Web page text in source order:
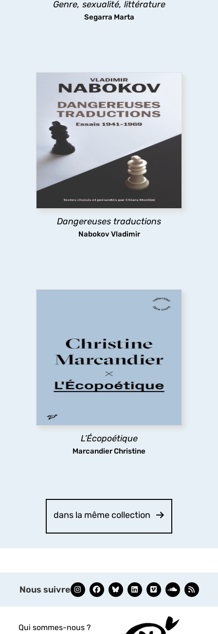
Genre, sexualité, littérature
Segarra Marta
découvrir
Dangereuses traductions
Nabokov Vladimir
Dangereuses traductions
À partir de textes pour la plupart inédits en
français, cet ouvrage présente la pensée et les
pratiques de la traduction de Nabokov, leur
évolution dans le temps jusqu’à la défense
radicale du littéralisme, une position extrême et
découvrir
L’Écopoétique
Marcandier Christine
Sarah Kofman en 1983 : Comment s’en sortir ?
Cette discipline critique et narrative tente de
climatique. Que faire (le poïein
écopoétique) pour habiter autrement le monde
écopoétique) ? En quoi le récit peut-il être le
poros(le stratagème) pour sortir de cette
situation en apparence sans issue ?
dans la même collection
Nous suivre
Qui sommes-nous ?